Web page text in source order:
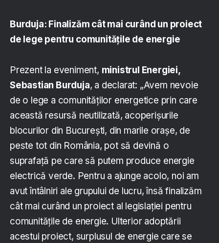
Burduja: Finalizăm cât mai curând un proiect
de lege pentru comunităţile de energie
Prezent la eveniment, ministrul Energiei,
Sebastian Burduja, a declarat: „Avem nevoie
de o lege a comunităţilor energetice prin care
această resursă neutilizată, acoperişurile
blocurilor din Bucureşti, din marile oraşe, de
peste tot din România, pot să devină o
suprafaţă pe care să putem produce energie
electrică verde. Pentru a ajunge acolo, noi am
avut întâlniri ale grupului de lucru, însă finalizăm
cât mai curând un proiect al legislaţiei pentru
comunităţile de energie. Ulterior adoptării
acestui proiect, surplusul de energie care se